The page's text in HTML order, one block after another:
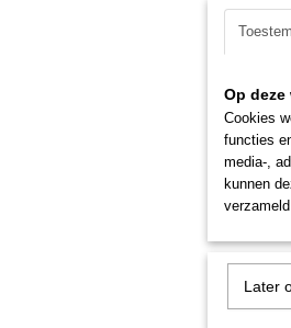
Op
Cookies
functies
media-,
kunnen
Later